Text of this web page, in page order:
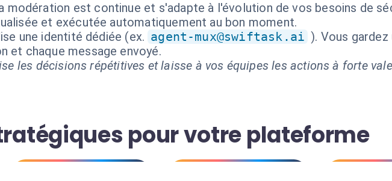
modération est continue et s'adapte à l'évolution de vos besoins de
et exécutée automatiquement au bon moment.
une identité dédiée (ex. agent-mux@swiftask.ai ). Vous
et chaque message envoyé.
les décisions répétitives et laisse à vos équipes les actions à forte
pour votre plateforme